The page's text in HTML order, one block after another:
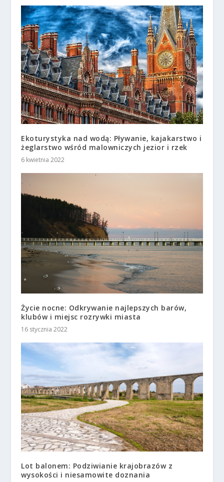
Ekoturystyka nad wodą: Pływanie, kajakarstwo i
żeglarstwo wśród malowniczych jezior i rzek
6 kwietnia 2022
Życie nocne: Odkrywanie najlepszych barów,
klubów i miejsc rozrywki miasta
16 stycznia 2022
Lot balonem: Podziwianie krajobrazów z
wysokości i niesamowite doznania